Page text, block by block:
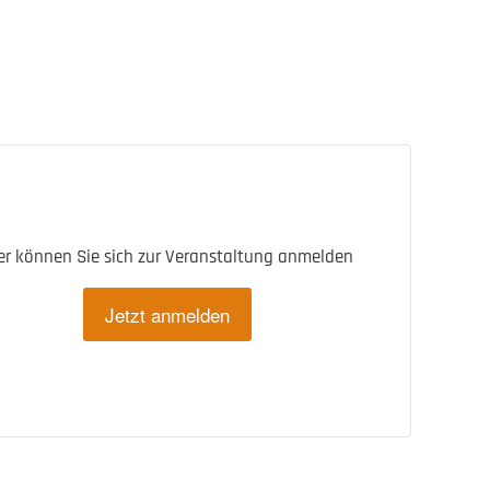
können Sie sich zur Veranstaltung anmelden
Jetzt anmelden